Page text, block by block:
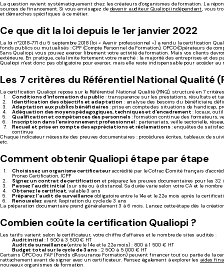
La question revient systématiquement chez les créateurs d'organismes de formation. La
sources de financement. Si vous envisagez de devenir auditeur Qualiopi indépendant, vous
et démarches spécifiques à ce métier.
Ce que dit la loi depuis le 1er janvier 2022
La loi n°2018-771 du 5 septembre 2018 (loi « Avenir professionnel ») a rendu la certification
fonds publics ou mutualisés : CPF (Compte Personnel de Formation), OPCO (Opérateurs de
Sans Qualiopi, vous pouvez exercer librement votre activité de formation. Mais vos clients
extérieure. En pratique, cela limite fortement votre marché : la majorité des entreprises et
Qualiopi n'est donc pas obligatoire pour exercer, mais elle reste indispensable pour accéder
Les 7 critères du Référentiel National Qualité
La certification Qualiopi repose sur le Référentiel National Qualité (RNQ), structuré en 7
Conditions d'information du public: transparence sur les prestations, résultats et
Identification des objectifs et adaptation: analyse des besoins du bénéficiaire,
Adaptation aux publics bénéficiaires: prise en compte des situations de handicap,
Adéquation des moyens pédagogiques, techniques et d'encadrement : locaux,
Qualification et compétences des personnels: formation continue des formateurs,
Inscription dans l'environnement professionnel: partenariats, veille sectorielle,
Recueil et prise en compte des appréciations et réclamations: enquêtes de
continue
Chaque indicateur nécessite des preuves documentaires : procédures écrites, tableaux de
etc.
Comment obtenir Qualiopi étape par étape
Choisissez un organisme certificateuraccrédité par le Cofrac (Comité français
Proneo Certification, ICPF
Signez un contrat de certificationet préparez les preuves documentaires pour les 32
Passez l'audit initial (sur site ou à distance). Sa durée varie selon votre CA et le
Obtenez le certificat, valable 3 ans
Préparez l'audit de surveillance obligatoire entre le 14e et le 22e mois après la
Renouvelez avant l'expiration du cycle de 3 ans
La préparation documentaire prend généralement 3 à 6 mois. Lancez cette étape dès la
Combien coûte la certification Qualiopi ?
Les tarifs varient selon le certificateur, votre chiffre d'affaires et le nombre de sites audités :
Audit initial: 1 500 à 3 500 € HT
Audit de surveillance(entre le 14e et le 22e mois) : 800 à 1 500 € HT
Budget total sur le cycle de 3 ans: 2 500 à 5 000 € HT
Certains OPCO ou FAF (Fonds d'Assurance Formation) peuvent financer tout ou partie de la
rattachement avant de signer avec un certificateur. Pensez également à explorer les aides
nouveaux organismes de formation.